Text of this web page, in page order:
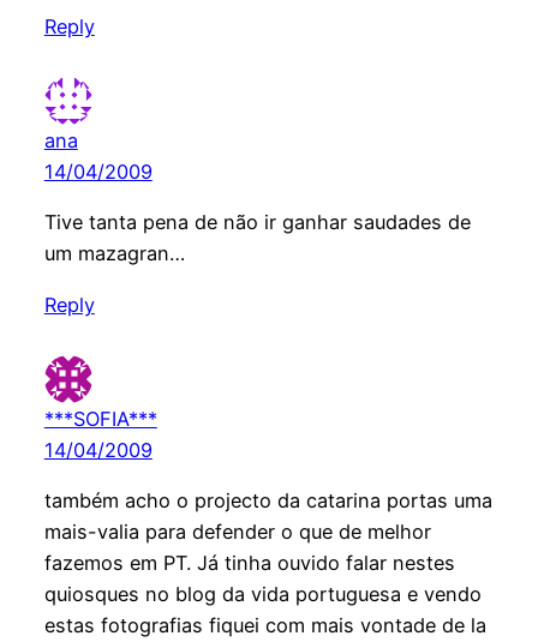
Reply
ana
14/04/2009
Tive tanta pena de não ir ganhar saudades de
um mazagran…
Reply
***SOFIA***
14/04/2009
também acho o projecto da catarina portas uma
mais-valia para defender o que de melhor
fazemos em PT. Já tinha ouvido falar nestes
quiosques no blog da vida portuguesa e vendo
estas fotografias fiquei com mais vontade de la